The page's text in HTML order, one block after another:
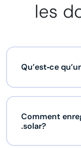
les
Qu’est‑ce
Comment
.solar?